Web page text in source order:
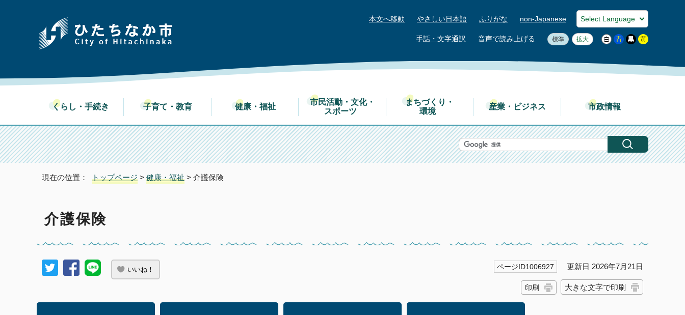
本文へ移動 やさしい日本語 ふりがな non-Japanese
手話・文字通訳 音声で読み上げる 標準 拡大
くらし・手続き 子育て・教育 健康・福祉
市民活動・文化・
スポーツ
まちづくり・
環境
産業・ビジネス 市政情報
現在の位置： トップページ > 健康・福祉 > 介護保険
介護保険
いいね！ ページID1006927 更新日 2026年7月21日
印刷 大きな文字で印刷